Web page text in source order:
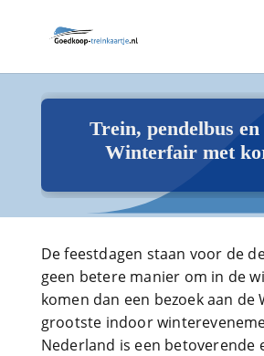
Trein, pendelbus
Winterfair met
De feestdagen staan voor de
geen betere manier om in de
komen dan een bezoek aan de
grootste indoor
Nederland is een betoverende